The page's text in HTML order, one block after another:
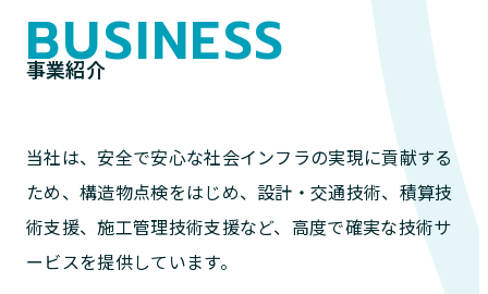
BUSINESS
事業紹介
当社は、安全で安心な社会インフラの実現に貢献する
ため、構造物点検をはじめ、設計・交通技術、積算技
術支援、施工管理技術支援など、高度で確実な技術サ
ービスを提供しています。